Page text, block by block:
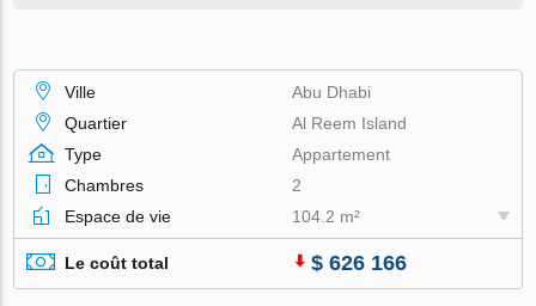
Ville
Abu Dhabi
Quartier
Al Reem Island
Type
Appartement
Chambres
2
Espace de vie
104.2 m²
Le coût total $ 626 166